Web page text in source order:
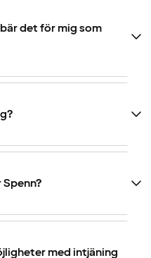
det för mig som
med intjäning